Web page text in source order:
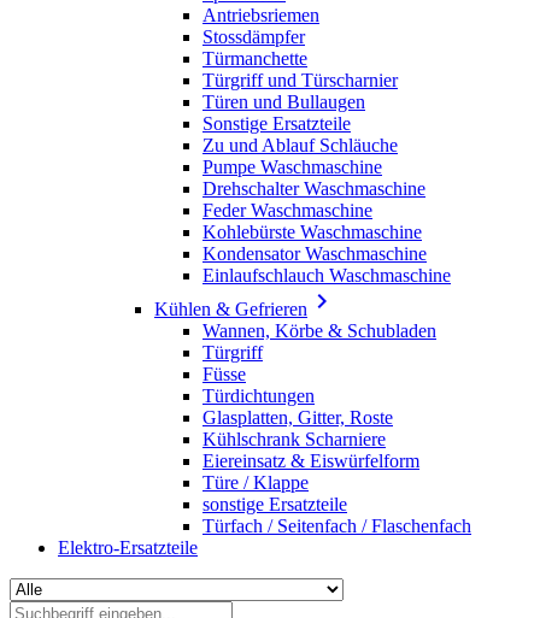
Antriebsriemen
Stossdämpfer
Türmanchette
Türgriff und Türscharnier
Türen und Bullaugen
Sonstige Ersatzteile
Zu und Ablauf Schläuche
Pumpe Waschmaschine
Drehschalter Waschmaschine
Feder Waschmaschine
Kohlebürste Waschmaschine
Kondensator Waschmaschine
Einlaufschlauch Waschmaschine
Kühlen & Gefrieren 
Wannen, Körbe & Schubladen
Türgriff
Füsse
Türdichtungen
Glasplatten, Gitter, Roste
Kühlschrank Scharniere
Eiereinsatz & Eiswürfelform
Türe / Klappe
sonstige Ersatzteile
Türfach / Seitenfach / Flaschenfach
Elektro-Ersatzteile